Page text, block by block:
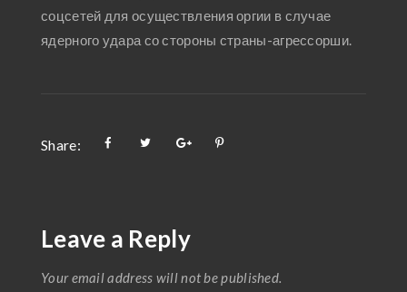
соцсетей для осуществления оргии в случае
ядерного удара со стороны страны-агрессорши.
Share:
Leave a Reply
Your email address will not be published.